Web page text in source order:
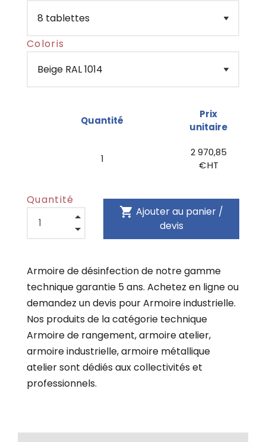
Coloris
Quantité
Prix
unitaire
1
2 970,85
€ HT
Quantité
shopping_cart Ajouter au panier /
devis
Armoire de désinfection de notre gamme
technique garantie 5 ans. Achetez en ligne ou
demandez un devis pour Armoire industrielle.
Nos produits de la catégorie technique
Armoire de rangement, armoire atelier,
armoire industrielle, armoire métallique
atelier sont dédiés aux collectivités et
professionnels.